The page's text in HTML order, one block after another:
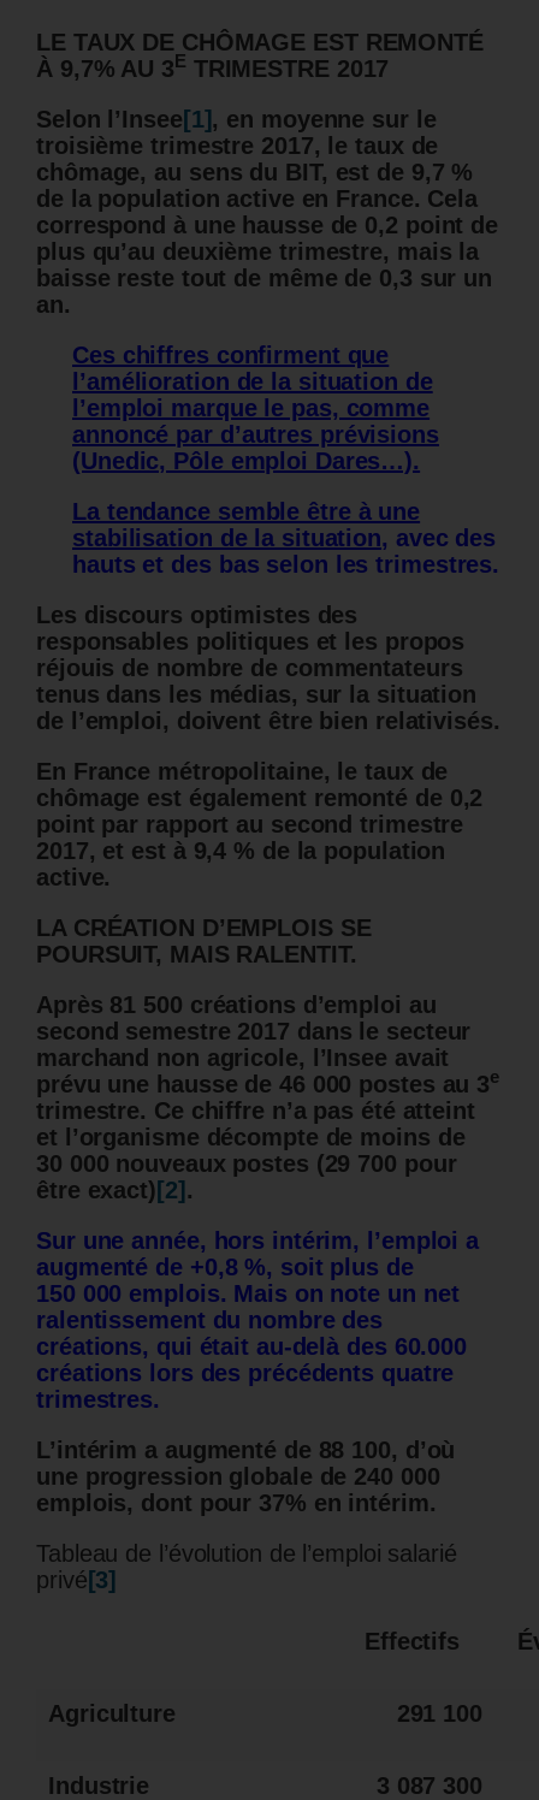
LE TAUX DE CHÔMAGE EST REMONTÉ
À 9,7% AU 3 E TRIMESTRE 2017
Selon l’Insee [1], en moyenne sur le
troisième trimestre 2017, le taux de
chômage, au sens du BIT, est de 9,7 %
de la population active en France. Cela
correspond à une hausse de 0,2 point de
plus qu’au deuxième trimestre, mais la
baisse reste tout de même de 0,3 sur un
an.
Ces chiffres confirment que
l’amélioration de la situation de
l’emploi marque le pas, comme
annoncé par d’autres prévisions
(Unedic, Pôle emploi Dares…).
La tendance semble être à une
stabilisation de la situation, avec des
hauts et des bas selon les trimestres.
Les discours optimistes des
responsables politiques et les propos
réjouis de nombre de commentateurs
tenus dans les médias, sur la situation
de l’emploi, doivent être bien relativisés.
En France métropolitaine, le taux de
chômage est également remonté de 0,2
point par rapport au second trimestre
2017, et est à 9,4 % de la population
active.
LA CRÉATION D’EMPLOIS SE
POURSUIT, MAIS RALENTIT.
Après 81 500 créations d’emploi au
second semestre 2017 dans le secteur
marchand non agricole, l’Insee avait
prévu une hausse de 46 000 postes au 3e
trimestre. Ce chiffre n’a pas été atteint
et l’organisme décompte de moins de
30 000 nouveaux postes (29 700 pour
être exact) [2] .
Sur une année, hors intérim, l’emploi a
augmenté de +0,8 %, soit plus de
150 000 emplois. Mais on note un net
ralentissement du nombre des
créations, qui était au-delà des 60.000
créations lors des précédents quatre
trimestres.
L’intérim a augmenté de 88 100, d’où
une progression globale de 240 000
emplois, dont pour 37% en intérim.
Tableau de l’évolution de l’emploi salarié
privé [3]
Effectifs
Agriculture 291 100
Industrie 3 087 300